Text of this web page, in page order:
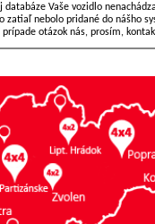
databáze Vaše vozidlo
zatiaľ nebolo pridané do nášho
prípade otázok nás, prosím,